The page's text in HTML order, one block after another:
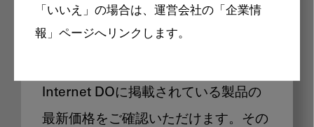
「いいえ」の場合は、運営会社の「企業情
報」ページへリンクします。
製品価格も閲覧可能
Internet DOに掲載されている製品の
最新価格をご確認いただけます。その